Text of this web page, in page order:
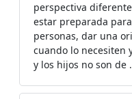
perspectiva
estar preparada
personas, dar una
cuando lo necesiten
y los hijos no son de